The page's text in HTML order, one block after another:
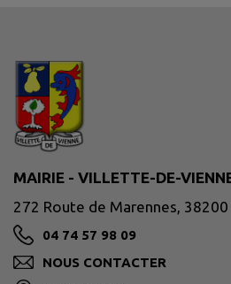
MAIRIE - VILLETTE-DE-
272 Route de Marennes,
04 74 57 98 09
NOUS CONTACTER